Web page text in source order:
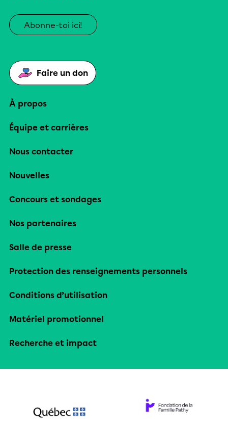
Abonne-toi ici!
Faire un don
À propos
Équipe et carrières
Nous contacter
Nouvelles
Concours et sondages
Nos partenaires
Salle de presse
Protection des renseignements personnels
Conditions d’utilisation
Matériel promotionnel
Recherche et impact